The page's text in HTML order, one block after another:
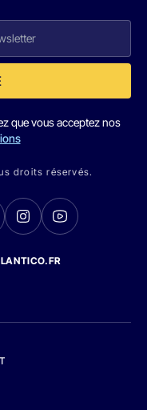
que vous acceptez nos
droits réservés.